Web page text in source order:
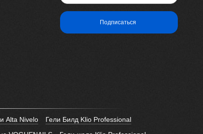
Подписаться
Alta Nivelo
Гели Билд Klio Professional